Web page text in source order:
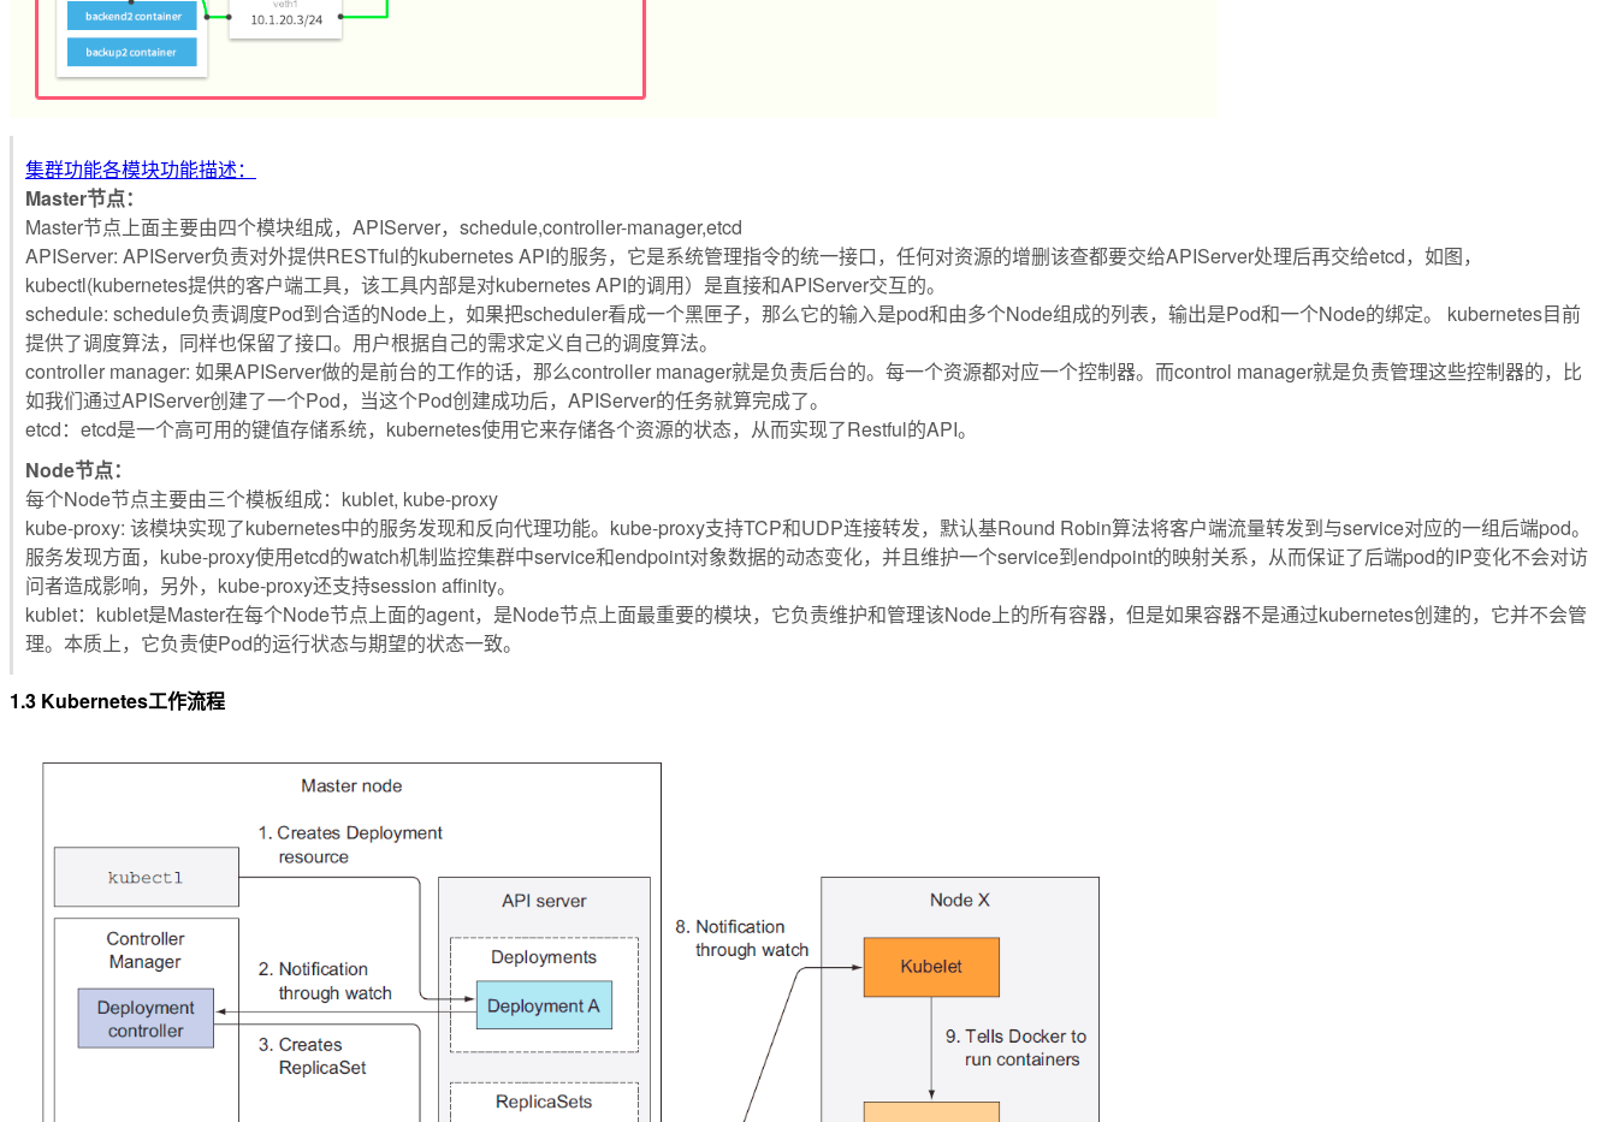
集群功能各模块功能描述：
Master节点：
Master节点上面主要由四个模块组成，APIServer，schedule,controller-manager,etcd
APIServer: APIServer负责对外提供RESTful的kubernetes API的服务，它是系统管理指令的统一接口，任何对资源的增删该查都要交给APIServer处理后再交给etcd，如图，
kubectl(kubernetes提供的客户端工具，该工具内部是对kubernetes API的调用）是直接和APIServer交互的。
schedule: schedule负责调度Pod到合适的Node上，如果把scheduler看成一个黑匣子，那么它的输入是pod和由多个Node组成的列表，输出是Pod和一个Node的绑定。 kubernetes目前
提供了调度算法，同样也保留了接口。用户根据自己的需求定义自己的调度算法。
controller manager: 如果APIServer做的是前台的工作的话，那么controller manager就是负责后台的。每一个资源都对应一个控制器。而control manager就是负责管理这些控制器的，比
如我们通过APIServer创建了一个Pod，当这个Pod创建成功后，APIServer的任务就算完成了。
etcd：etcd是一个高可用的键值存储系统，kubernetes使用它来存储各个资源的状态，从而实现了Restful的API。
Node节点：
每个Node节点主要由三个模板组成：kublet, kube-proxy
kube-proxy: 该模块实现了kubernetes中的服务发现和反向代理功能。kube-proxy支持TCP和UDP连接转发，默认基Round Robin算法将客户端流量转发到与service对应的一组后端pod。
服务发现方面，kube-proxy使用etcd的watch机制监控集群中service和endpoint对象数据的动态变化，并且维护一个service到endpoint的映射关系，从而保证了后端pod的IP变化不会对访
问者造成影响，另外，kube-proxy还支持session affinity。
kublet：kublet是Master在每个Node节点上面的agent，是Node节点上面最重要的模块，它负责维护和管理该Node上的所有容器，但是如果容器不是通过kubernetes创建的，它并不会管
理。本质上，它负责使Pod的运行状态与期望的状态一致。
1.3 Kubernetes工作流程